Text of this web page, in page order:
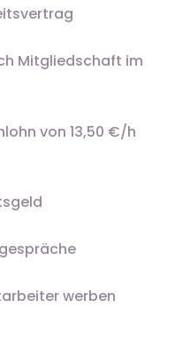
Mitgliedschaft im
von 13,50 €/h
werben